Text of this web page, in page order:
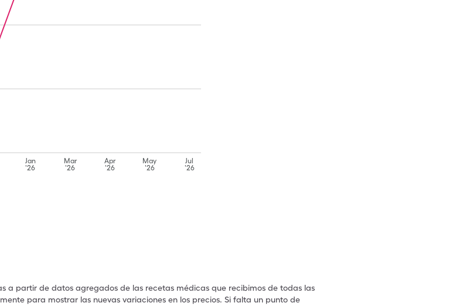
Jan
'26
Mar
'26
Apr
'26
May
'26
Jul
'26
a partir de datos agregados de las recetas médicas que recibimos de todas las
para mostrar las nuevas variaciones en los precios. Si falta un punto de